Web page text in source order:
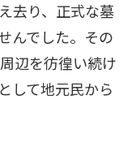
去り、正式な墓
んでした。その
辺を彷徨い続け
として地元民から